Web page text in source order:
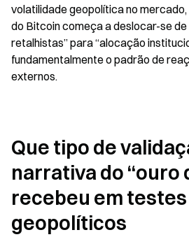
volatilidade geopolítica no
do Bitcoin começa a deslocar-se de
retalhistas” para “alocação
fundamentalmente o padrão de
externos.
Que tipo de
narrativa do “ouro
recebeu em testes
geopolíticos